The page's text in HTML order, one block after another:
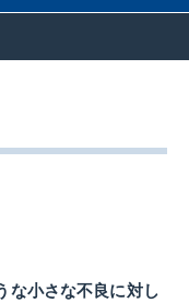
な小さな不良に対し